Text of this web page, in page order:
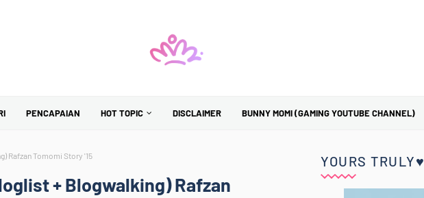
PENCAPAIAN HOT TOPIC DISCLAIMER BUNNY MOMI (GAMING YOUTUBE CHANNEL)
Rafzan Tomomi Story '15
+ Blogwalking) Rafzan
YOURS TRULY♥